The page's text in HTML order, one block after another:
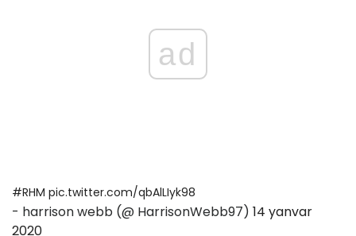
ad
#RHM pic.twitter.com/qbAlLIyk98
- harrison webb (@ HarrisonWebb97) 14 yanvar
2020